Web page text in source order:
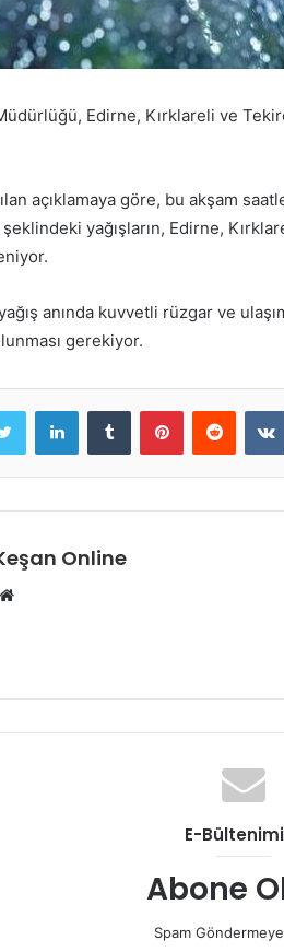
Edirne, Kırklareli ve
açıklamaya göre, bu akşam
yağışların, Edirne,
anında kuvvetli rüzgar ve
gerekiyor.
Twitter LinkedInTumblr PinterestReddit
Online
Web
E-
Abone
Spam